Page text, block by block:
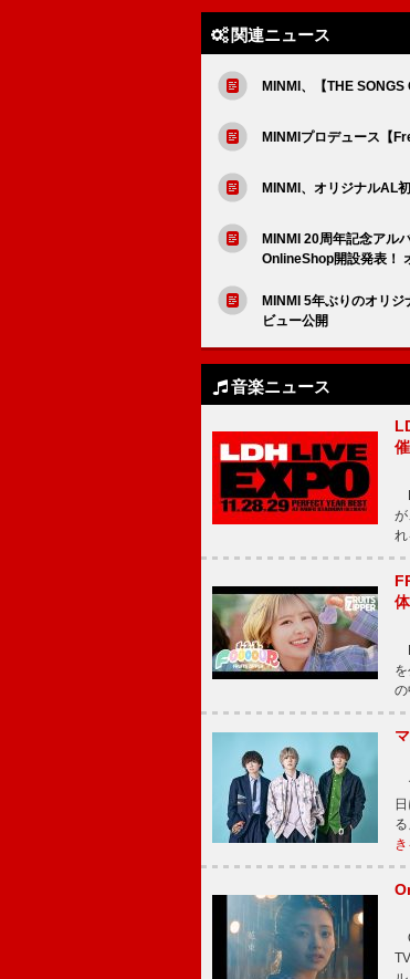
関連ニュース
MINMI、【THE
MINMIプロデュース【
MINMI、オリジナルAL
MINMI 20周年記念アル
OnlineShop開設発表！
MINMI 5年ぶりのオリ
ビュー公開
音楽ニュース
催